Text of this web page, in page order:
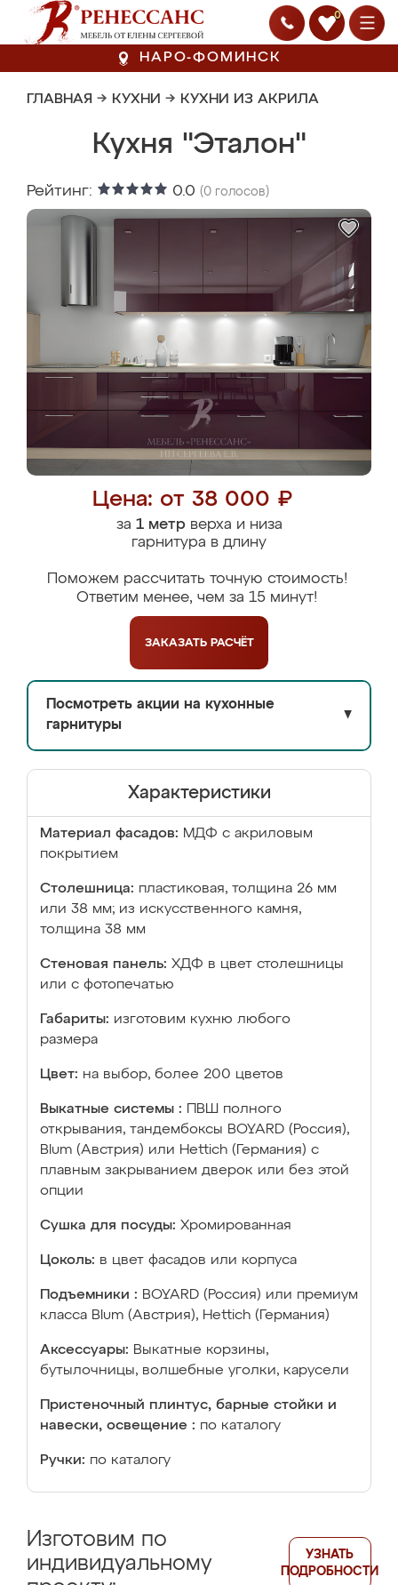
0
НАРО-ФОМИНСК
ГЛАВНАЯ → КУХНИ → КУХНИ ИЗ АКРИЛА
Кухня "Эталон"
Рейтинг: 0.0 (0 голосов)
Цена: от 38 000 ₽
за 1 метрверха и низа
гарнитура в длину
Поможем рассчитать точную стоимость!
Ответим менее, чем за 15 минут!
ЗАКАЗАТЬ РАСЧЁТ
Посмотреть акции на кухонные
гарнитуры
▼
Характеристики
Материал фасадов: МДФ с акриловым
покрытием
Столешница: пластиковая, толщина 26 мм
или 38 мм; из искусственного камня,
толщина 38 мм
Стеновая панель: ХДФ в цвет столешницы
или с фотопечатью
Габариты: изготовим кухню любого
размера
Цвет: на выбор, более 200 цветов
Выкатные системы :
ПВШ полного
открывания, тандембоксы BOYARD (Россия),
Blum (Австрия) или Hettich (Германия) с
плавным закрыванием дверок или без этой
опции
Сушка для посуды: Хромированная
Цоколь: в цвет фасадов или корпуса
Подъемники : BOYARD (Россия) или премиум
класса Blum (Австрия), Hettich (Германия)
Аксессуары: Выкатные корзины,
бутылочницы, волшебные уголки, карусели
Пристеночный плинтус, барные стойки и
навески, освещение : по каталогу
Ручки: по каталогу
Изготовим по
индивидуальному
УЗНАТЬ
ПОДРОБНОСТИ